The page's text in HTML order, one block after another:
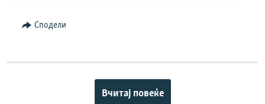
Сподели
Вчитај повеќе